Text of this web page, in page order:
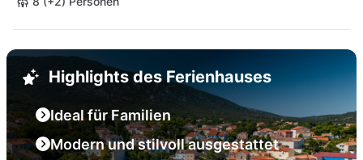
Highlights des Ferienhauses
Ideal für Familien
Modern und stilvoll ausgestattet